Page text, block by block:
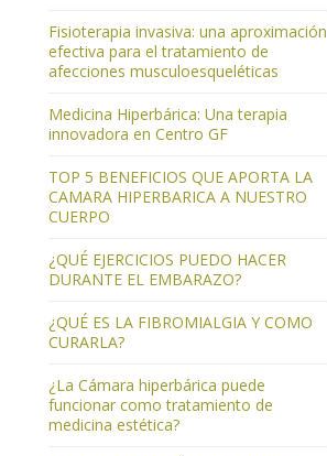
Fisioterapia invasiva: una aproximación
efectiva para el tratamiento de
afecciones musculoesqueléticas
Medicina Hiperbárica: Una terapia
innovadora en Centro GF
TOP 5 BENEFICIOS QUE APORTA LA
CAMARA HIPERBARICA A NUESTRO
CUERPO
¿QUÉ EJERCICIOS PUEDO HACER
DURANTE EL EMBARAZO?
¿QUÉ ES LA FIBROMIALGIA Y COMO
CURARLA?
¿La Cámara hiperbárica puede
funcionar como tratamiento de
medicina estética?